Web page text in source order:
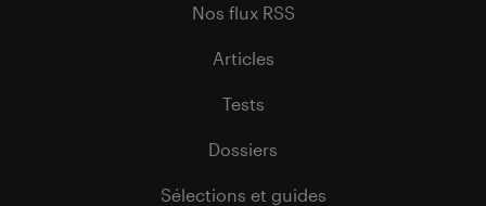
Nos flux RSS
Articles
Tests
Dossiers
Sélections et guides